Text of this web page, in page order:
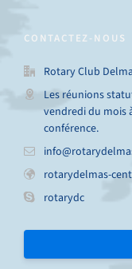
CONTACTEZ-NOUS
Rotary Club
Les réunions
vendredi du mois
conférence.
rotarydelmas-
rotarydc